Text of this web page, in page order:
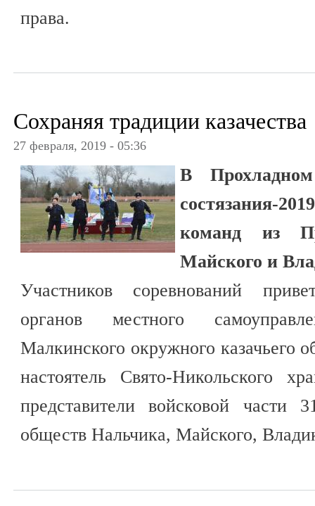
права.
Сохраняя традиции казачества
27 февраля, 2019 - 05:36
В
состязания-
команд из
Майского и
Участников соревнований
органов местного
Малкинского окружного казачьего
настоятель Свято-Никольского
представители войсковой части
обществ Нальчика, Майского,